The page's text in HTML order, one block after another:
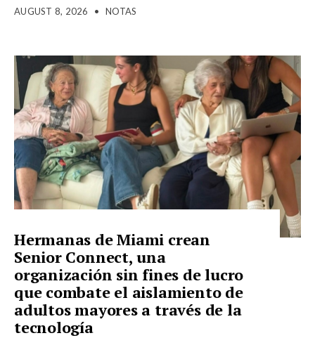
AUGUST 8, 2026 • NOTAS
Hermanas de Miami crean
Senior Connect, una
organización sin fines de lucro
que combate el aislamiento de
adultos mayores a través de la
tecnología